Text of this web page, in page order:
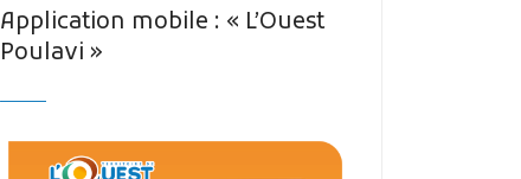
Application mobile : « L’Ouest
Poulavi »